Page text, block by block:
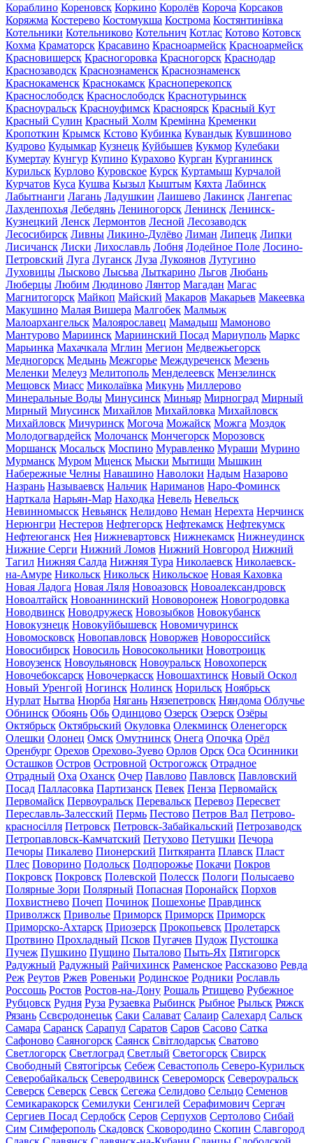
Кораблино Кореновск Коркино Королёв Короча Корсаков
Коряжма Костерево Костомукша Кострома Костянтинівка
Котельники Котельниково Котельнич Котлас Котово Котовск
Кохма Краматорск Красавино Красноармейск Красноармейск
Красновишерск Красногоровка Красногорск Краснодар
Краснозаводск Краснознаменск Краснознаменск
Краснокаменск Краснокамск Красноперекопск
Краснослободск Краснослободск Краснотурьинск
Красноуральск Красноуфимск Красноярск Красный Кут
Красный Сулин Красный Холм Кремінна Кременки
Кропоткин Крымск Кстово Кубинка Кувандык Кувшиново
Кудрово Кудымкар Кузнецк Куйбышев Кукмор Кулебаки
Кумертау Кунгур Купино Курахово Курган Курганинск
Курильск Курлово Куровское Курск Куртамыш Курчалой
Курчатов Куса Кушва Кызыл Кыштым Кяхта Лабинск
Лабытнанги Лагань Ладушкин Лаишево Лакинск Лангепас
Лахденпохья Лебедянь Лениногорск Ленинск Ленинск-
Кузнецкий Ленск Лермонтов Лесной Лесозаводск
Лесосибирск Ливны Ликино-Дулёво Лиман Липецк Липки
Лисичанск Лиски Лихославль Лобня Лодейное Поле Лосино-
Петровский Луга Луганск Луза Лукоянов Лутугино
Луховицы Лысково Лысьва Лыткарино Льгов Любань
Люберцы Любим Людиново Лянтор Магадан Магас
Магнитогорск Майкоп Майский Макаров Макарьев Макеевка
Макушино Малая Вишера Малгобек Малмыж
Малоархангельск Малоярославец Мамадыш Мамоново
Мантурово Мариинск Мариинский Посад Мариуполь Маркс
Марьинка Махачкала Мглин Мегион Медвежьегорск
Медногорск Медынь Межгорье Междуреченск Мезень
Меленки Мелеуз Мелитополь Менделеевск Мензелинск
Мещовск Миасс Миколаївка Микунь Миллерово
Минеральные Воды Минусинск Миньяр Мирноград Мирный
Мирный Миусинск Михайлов Михайловка Михайловск
Михайловск Мичуринск Могоча Можайск Можга Моздок
Молодогвардейск Молочанск Мончегорск Морозовск
Моршанск Мосальск Моспино Муравленко Мураши Мурино
Мурманск Муром Мценск Мыски Мытищи Мышкин
Набережные Челны Навашино Наволоки Надым Назарово
Назрань Называевск Нальчик Нариманов Наро-Фоминск
Нарткала Нарьян-Мар Находка Невель Невельск
Невинномысск Невьянск Нелидово Неман Нерехта Нерчинск
Нерюнгри Нестеров Нефтегорск Нефтекамск Нефтекумск
Нефтеюганск Нея Нижневартовск Нижнекамск Нижнеудинск
Нижние Серги Нижний Ломов Нижний Новгород Нижний
Тагил Нижняя Салда Нижняя Тура Николаевск Николаевск-
на-Амуре Никольск Никольск Никольское Новая Каховка
Новая Ладога Новая Ляля Новоазовск Новоалександровск
Новоалтайск Новоаннинский Нововоронеж Новогродовка
Новодвинск Новодружеск Новозыбков Новокубанск
Новокузнецк Новокуйбышевск Новомичуринск
Новомосковск Новопавловск Новоржев Новороссийск
Новосибирск Новосиль Новосокольники Новотроицк
Новоузенск Новоульяновск Новоуральск Новохоперск
Новочебоксарск Новочеркасск Новошахтинск Новый Оскол
Новый Уренгой Ногинск Нолинск Норильск Ноябрьск
Нурлат Нытва Нюрба Нягань Нязепетровск Няндома Облучье
Обнинск Обоянь Обь Одинцово Озерск Озерск Озёры
Октябрьск Октябрьский Окуловка Олекминск Оленегорск
Олешки Олонец Омск Омутнинск Онега Опочка Орёл
Оренбург Орехов Орехово-Зуево Орлов Орск Оса Осинники
Осташков Остров Островной Острогожск Отрадное
Отрадный Оха Оханск Очер Павлово Павловск Павловский
Посад Палласовка Партизанск Певек Пенза Первомайск
Первомайск Первоуральск Перевальск Перевоз Пересвет
Переславль-Залесский Пермь Пестово Петров Вал Петрово-
красносілля Петровск Петровск-Забайкальский Петрозаводск
Петропавловск-Камчатский Петухово Петушки Печора
Печоры Пикалево Пионерский Питкяранта Плавск Пласт
Плес Поворино Подольск Подпорожье Покачи Покров
Покровск Покровск Полевской Полесск Пологи Полысаево
Полярные Зори Полярный Попасная Поронайск Порхов
Похвистнево Почеп Починок Пошехонье Правдинск
Приволжск Приволье Приморск Приморск Приморск
Приморско-Ахтарск Приозерск Прокопьевск Пролетарск
Протвино Прохладный Псков Пугачев Пудож Пустошка
Пучеж Пушкино Пущино Пыталово Пыть-Ях Пятигорск
Радужный Радужный Райчихинск Раменское Рассказово Ревда
Реж Реутов Ржев Ровеньки Родинское Родники Рославль
Россошь Ростов Ростов-на-Дону Рошаль Ртищево Рубежное
Рубцовск Рудня Руза Рузаевка Рыбинск Рыбное Рыльск Ряжск
Рязань Сєвєродонецьк Саки Салават Салаир Салехард Сальск
Самара Саранск Сарапул Саратов Саров Сасово Сатка
Сафоново Саяногорск Саянск Світлодарськ Сватово
Светлогорск Светлоград Светлый Светогорск Свирск
Свободный Святогірськ Себеж Севастополь Северо-Курильск
Северобайкальск Северодвинск Североморск Североуральск
Северск Северск Севск Сегежа Селидово Сельцо Семенов
Семикаракорск Семилуки Сенгилей Серафимович Сергач
Сергиев Посад Сердобск Серов Серпухов Сертолово Сибай
Сим Симферополь Скадовск Сковородино Скопин Славгород